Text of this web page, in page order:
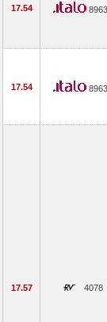
17.54 8963
17.54 8963
17.57 4078